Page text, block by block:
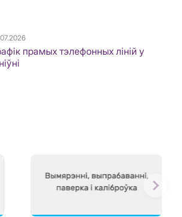
прамых тэлефонных ліній у